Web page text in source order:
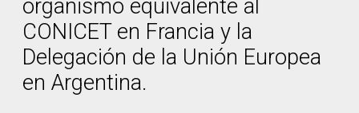
organismo equivalente al
CONICET en Francia y la
Delegación de la Unión Europea
en Argentina.